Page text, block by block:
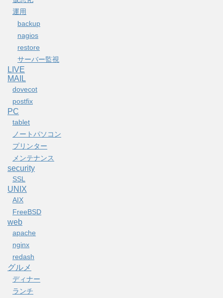
運用
backup
nagios
restore
サーバー監視
LIVE
MAIL
dovecot
postfix
PC
tablet
ノートパソコン
プリンター
メンテナンス
security
SSL
UNIX
AIX
FreeBSD
web
apache
nginx
redash
グルメ
ディナー
ランチ